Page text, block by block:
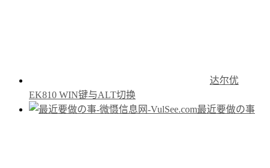
达尔优
EK810 WIN键与ALT切换
最近要做の事